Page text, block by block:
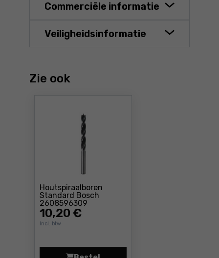
Commerciële informatie
Veiligheidsinformatie
Zie ook
Houtspiraalboren
Standard Bosch
2608596309
10,20 €
Incl. btw